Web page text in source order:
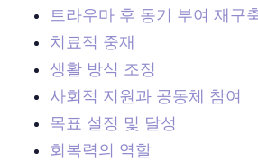
트라우마 후 동기 부여 재구
치료적 중재
생활 방식 조정
사회적 지원과 공동체 참여
목표 설정 및 달성
회복력의 역할